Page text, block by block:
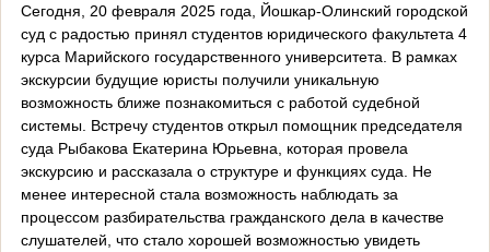
Сегодня, 20 февраля 2025 года, Йошкар-Олинский городской
суд с радостью принял студентов юридического факультета 4
курса Марийского государственного университета. В рамках
экскурсии будущие юристы получили уникальную
возможность ближе познакомиться с работой судебной
системы. Встречу студентов открыл помощник председателя
суда Рыбакова Екатерина Юрьевна, которая провела
экскурсию и рассказала о структуре и функциях суда. Не
менее интересной стала возможность наблюдать за
процессом разбирательства гражданского дела в качестве
слушателей, что стало хорошей возможностью увидеть